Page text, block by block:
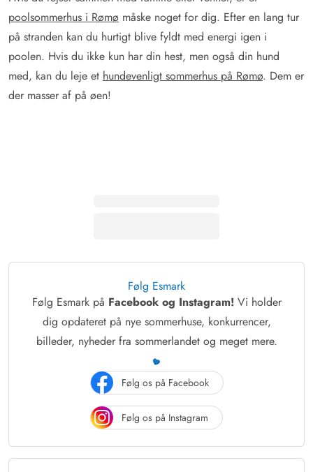
poolsommerhus i Rømø måske noget for dig. Efter en lang tur
på stranden kan du hurtigt blive fyldt med energi igen i
poolen. Hvis du ikke kun har din hest, men også din hund
med, kan du leje et hundevenligt sommerhus på Rømø. Dem er
der masser af på øen!
Følg Esmark
Følg Esmark på Facebook og Instagram!Vi holder
dig opdateret på nye sommerhuse, konkurrencer,
billeder, nyheder fra sommerlandet og meget mere.
Følg os på Facebook
Følg os på Instagram